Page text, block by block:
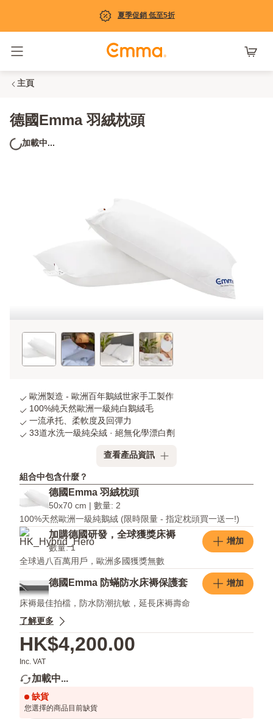
夏季促銷 低至5折
主頁
德國Emma 羽絨枕頭
加載中...
歐洲製造 - 歐洲百年鵝絨世家手工製作
100%純天然歐洲一級純白鵝絨毛
一流承托、柔軟度及回彈力
33道水洗一級純朵絨 · 絕無化學漂白劑
查看產品資訊
組合中包含什麼？
德國Emma 羽絨枕頭
50x70 cm | 數量: 2
100%天然歐洲一級純鵝絨 (限時限量 - 指定枕頭買一送一!)
加購德國研發，全球獲獎床褥
數量: 1
增加
全球過八百萬用戶，歐洲多國獲獎無數
德國Emma 防蟎防水床褥保護套 增加
床褥最佳拍檔，防水防潮抗敏，延長床褥壽命
了解更多
HK$4,200.00
Inc. VAT
加載中...
缺貨
您選擇的商品目前缺貨